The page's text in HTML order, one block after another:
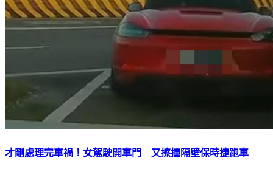
才剛處理完車禍！女駕駛開車門 又擦撞隔壁保時捷跑車